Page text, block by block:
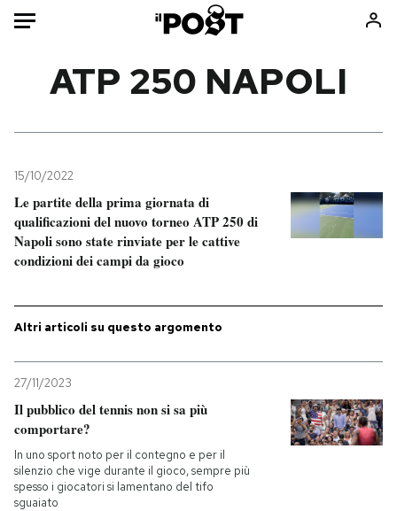
Mondo
Politica
Tecnologia
Internet
Economia
Consumismi
Storie/Idee
Ok Boomer!
PODCAST
NEWSLETTER
ATP 250 NAPOLI
15/10/2022
Le partite della prima giornata di
qualificazioni del nuovo torneo ATP 250 di
Napoli sono state rinviate per le cattive
condizioni dei campi da gioco
Altri articoli su questo argomento
27/11/2023
Il pubblico del tennis non si sa più
comportare?
In uno sport noto per il contegno e per il
silenzio che vige durante il gioco, sempre più
spesso i giocatori si lamentano del tifo
sguaiato